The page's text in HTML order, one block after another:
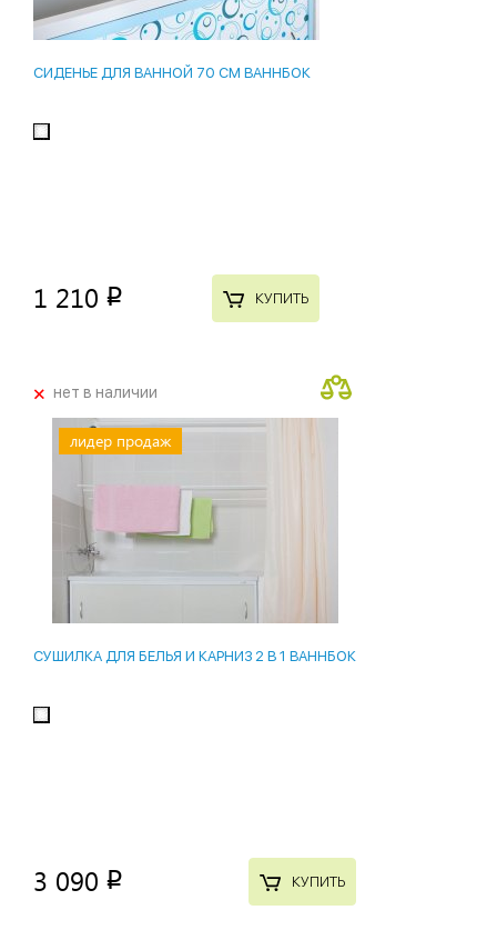
СИДЕНЬЕ ДЛЯ ВАННОЙ 70 СМ ВАННБОК
1 210 p КУПИТЬ
+нет в наличии
лидер продаж
СУШИЛКА ДЛЯ БЕЛЬЯ И КАРНИЗ 2 В 1 ВАННБОК
3 090 p КУПИТЬ